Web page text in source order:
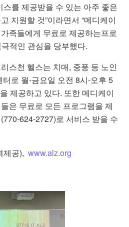
스를 제공받을 수 있는 아주 좋은
지원할 것”이라면서 “메디케이
족들에게 무료로 제공하는프로
적인 관심을 당부했다.
스천 헬스는 치매, 중풍 등 노인
로 월-금요일 오전 8시-오후 5
제공하고 있다. 또한 메디케이
은 무료로 모든 프로그램을 제
624-2727)로 서비스 받을 수
제공), www.alz.org